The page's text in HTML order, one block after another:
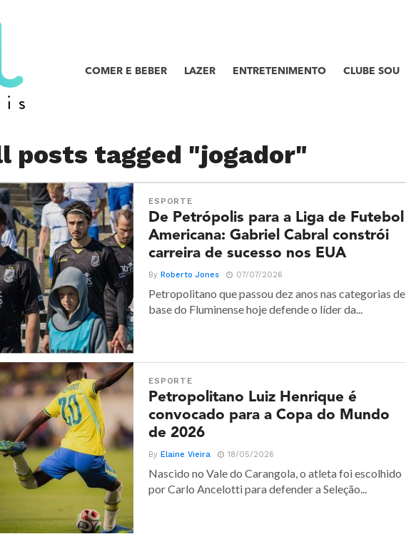
COMER E BEBER LAZER ENTRETENIMENTO CLUBE SOU
posts tagged "jogador"
ESPORTE
De Petrópolis para a Liga de Futebol
Americana: Gabriel Cabral constrói
carreira de sucesso nos EUA
ByRoberto Jones 07/07/2026
Petropolitano que passou dez anos nas categorias de
base do Fluminense hoje defende o líder da...
ESPORTE
Petropolitano Luiz Henrique é
convocado para a Copa do Mundo
de 2026
ByElaine Vieira 18/05/2026
Nascido no Vale do Carangola, o atleta foi escolhido
por Carlo Ancelotti para defender a Seleção...